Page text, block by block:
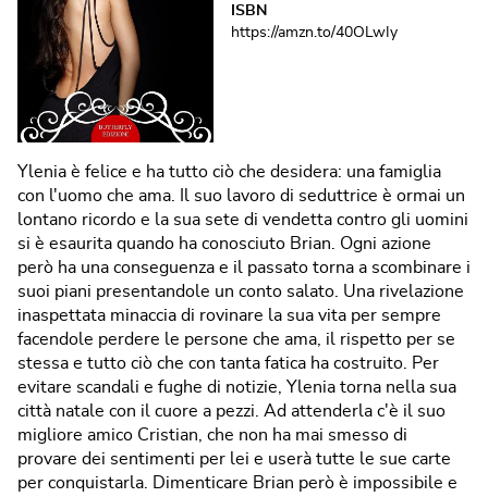
Ylenia è felice e ha tutto ciò che desidera: una famiglia
con l'uomo che ama. Il suo lavoro di seduttrice è ormai un
lontano ricordo e la sua sete di vendetta contro gli uomini
si è esaurita quando ha conosciuto Brian. Ogni azione
però ha una conseguenza e il passato torna a scombinare i
suoi piani presentandole un conto salato. Una rivelazione
inaspettata minaccia di rovinare la sua vita per sempre
facendole perdere le persone che ama, il rispetto per se
stessa e tutto ciò che con tanta fatica ha costruito. Per
evitare scandali e fughe di notizie, Ylenia torna nella sua
città natale con il cuore a pezzi. Ad attenderla c'è il suo
migliore amico Cristian, che non ha mai smesso di
provare dei sentimenti per lei e userà tutte le sue carte
per conquistarla. Dimenticare Brian però è impossibile e
ISBN
https://amzn.to/40OLwIy